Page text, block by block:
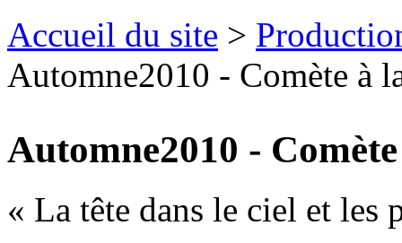
Accueil du site >
Automne2010 - Comète à
Automne2010 -
« La tête dans le ciel et les